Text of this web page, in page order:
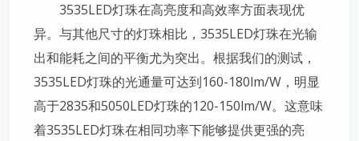
3535LED灯珠在高亮度和高效率方面表现优
异。与其他尺寸的灯珠相比，3535LED灯珠在光输
出和能耗之间的平衡尤为突出。根据我们的测试，
3535LED灯珠的光通量可达到160-180lm/W，明显
高于2835和5050LED灯珠的120-150lm/W。这意味
着3535LED灯珠在相同功率下能够提供更强的亮